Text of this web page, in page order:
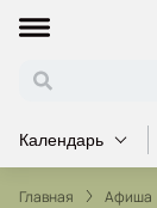
Календарь
Главная Афиша